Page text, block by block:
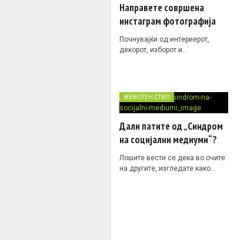
Направете совршена
инстаграм фотографија
Почнувајќи од интериерот,
декорот, изборот и…
ЖИВОТЕН СТИЛ
Дали патите од „Синдром
на социјални медиуми“?
Лошите вести се дека во очите
на другите, изгледате како…